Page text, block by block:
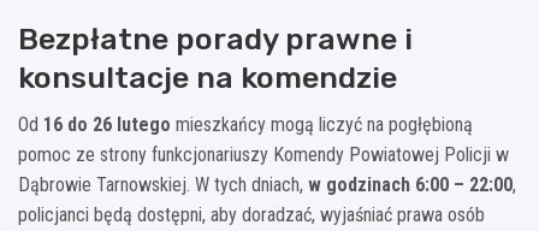
Bezpłatne porady prawne i
konsultacje na komendzie
Od 16 do 26 lutego mieszkańcy mogą liczyć na pogłębioną
pomoc ze strony funkcjonariuszy Komendy Powiatowej Policji w
Dąbrowie Tarnowskiej. W tych dniach, w godzinach 6:00 – 22:00,
policjanci będą dostępni, aby doradzać, wyjaśniać prawa osób